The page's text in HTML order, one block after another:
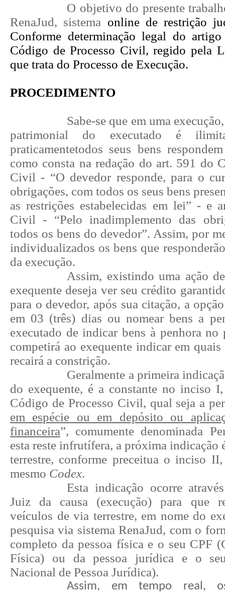
O objetivo do presente
RenaJud, sistema online de restrição
Conforme determinação legal do
Código de Processo Civil, regido pela
que trata do Processo de Execução.
PROCEDIMENTO
Sabe-se que em uma
patrimonial do executado é
praticamentetodos seus bens
como consta na redação do art. 591 do
Civil - “O devedor responde, para o
obrigações, com todos os seus bens
as restrições estabelecidas em lei” - e
Civil - “Pelo inadimplemento das
todos os bens do devedor”. Assim, por
individualizados os bens que
da execução.
Assim, existindo uma ação
exequente deseja ver seu crédito
para o devedor, após sua citação, a
em 03 (três) dias ou nomear bens a
executado de indicar bens à penhora no
competirá ao exequente indicar em
recairá a constrição.
Geralmente a primeira
do exequente, é a constante no inciso
Código de Processo Civil, qual seja a
em espécie ou em depósito ou
financeira”, comumente denominada
esta reste infrutífera, a próxima indicação
terrestre, conforme preceitua o inciso
mesmo Codex.
Esta indicação ocorre
Juiz da causa (execução) para que
veículos de via terrestre, em nome do
pesquisa via sistema RenaJud, com o
completo da pessoa física e o seu CPF
Física) ou da pessoa jurídica e o
Nacional de Pessoa Jurídica).
Assim, em tempo real,